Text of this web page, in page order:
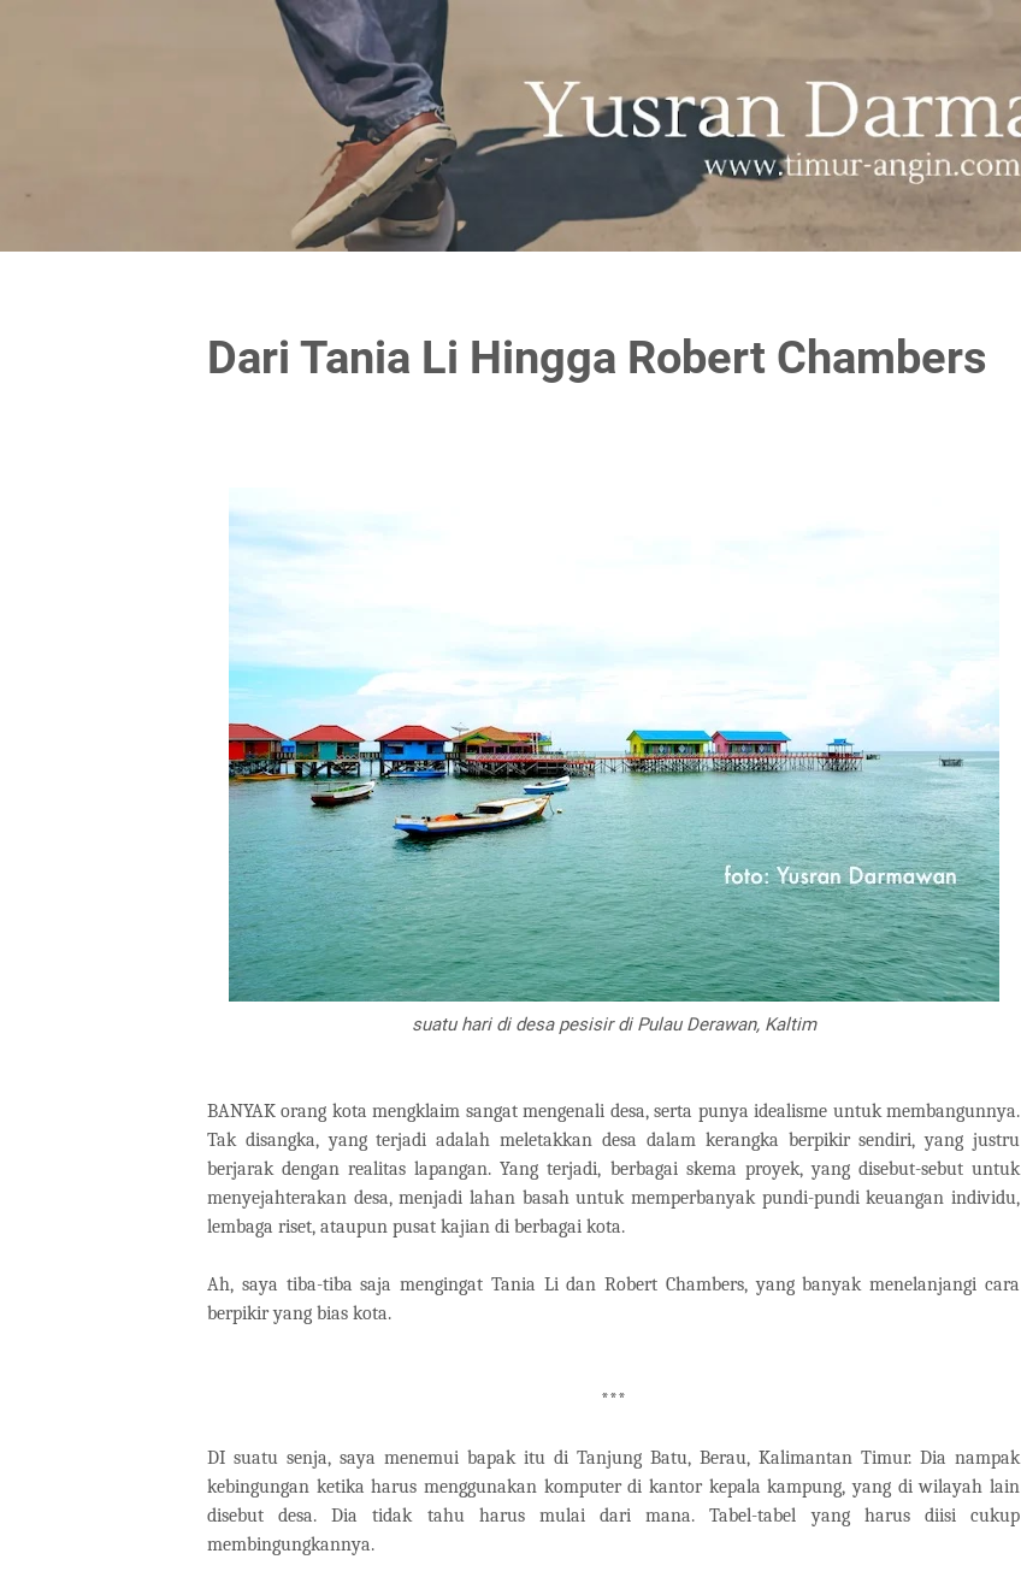
Dari Tania Li Hingga Robert Chambers
suatu hari di desa pesisir di Pulau Derawan, Kaltim
BANYAK orang kota mengklaim sangat mengenali desa, serta punya idealisme untuk membangunnya.
Tak disangka, yang terjadi adalah meletakkan desa dalam kerangka berpikir sendiri, yang justru
berjarak dengan realitas lapangan. Yang terjadi, berbagai skema proyek, yang disebut-sebut untuk
menyejahterakan desa, menjadi lahan basah untuk memperbanyak pundi-pundi keuangan individu,
lembaga riset, ataupun pusat kajian di berbagai kota.
Ah, saya tiba-tiba saja mengingat Tania Li dan Robert Chambers, yang banyak menelanjangi cara
berpikir yang bias kota.
***
DI suatu senja, saya menemui bapak itu di Tanjung Batu, Berau, Kalimantan Timur. Dia nampak
kebingungan ketika harus menggunakan komputer di kantor kepala kampung, yang di wilayah lain
disebut desa. Dia tidak tahu harus mulai dari mana. Tabel-tabel yang harus diisi cukup
membingungkannya.